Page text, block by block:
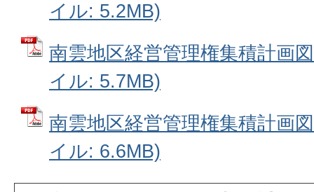
イル: 5.2MB)
南雲地区経営管理権集積計画
イル: 5.7MB)
南雲地区経営管理権集積計画
イル: 6.6MB)